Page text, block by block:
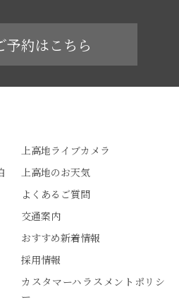
予約はこちら
上高地ライブカメラ
上高地のお天気
よくあるご質問
交通案内
おすすめ新着情報
採用情報
カスタマーハラスメントポリシ
ー